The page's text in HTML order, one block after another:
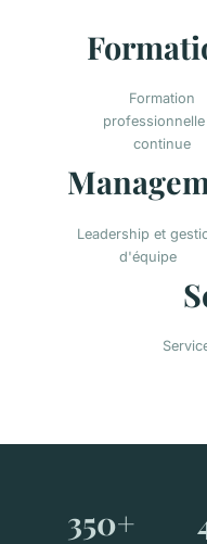
Formation
professionnelle
continue
Leadership et
d'équipe
350+